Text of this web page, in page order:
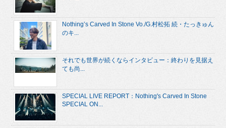
Nothing’s Carved In Stone Vo./G.村松拓 続・たっきゅん
のキ...
それでも世界が続くならインタビュー：終わりを見据え
ても尚...
SPECIAL LIVE REPORT：Nothing's Carved In Stone
SPECIAL ON...